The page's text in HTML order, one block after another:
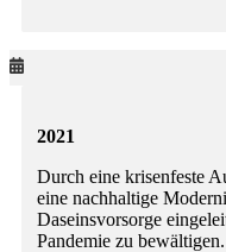
2021
Durch eine krisenfeste
eine nachhaltige
Daseinsvorsorge
Pandemie zu bewältigen.